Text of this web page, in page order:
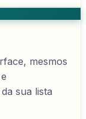
mesmos
sua lista